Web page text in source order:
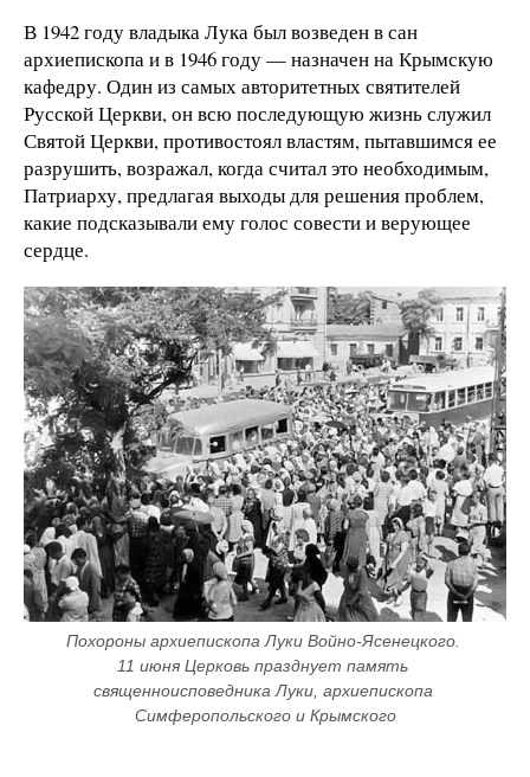
В 1942 году владыка Лука был возведен в сан
архиепископа и в 1946 году — назначен на Крымскую
кафедру. Один из самых авторитетных святителей
Русской Церкви, он всю последующую жизнь служил
Святой Церкви, противостоял властям, пытавшимся ее
разрушить, возражал, когда считал это необходимым,
Патриарху, предлагая выходы для решения проблем,
какие подсказывали ему голос совести и верующее
сердце.
Похороны архиепископа Луки Войно-Ясенецкого.
11 июня Церковь празднует память
священноисповедника Луки, архиепископа
Симферопольского и Крымского